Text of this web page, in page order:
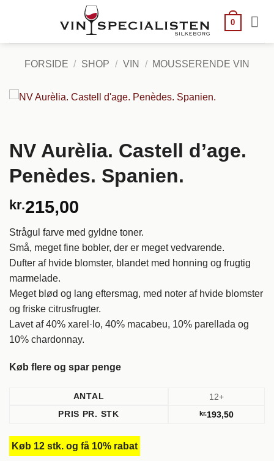
0
FORSIDE / SHOP / VIN / MOUSSERENDE VIN
NV Aurèlia. Castell d’age.
Penèdes. Spanien.
kr.215,00
Strågul farve med gyldne toner.
Små, meget fine bobler, der er meget vedvarende.
Dufter af hvide blomster, blandet med honning og frugtig
marmelade.
Meget blød og lang eftersmag, med noter af hvide blomster
og friske citrusfrugter.
Lavet af 40% xarel·lo, 40% macabeu, 10% parellada og
10% chardonnay.
Køb flere og spar penge
ANTAL
12+
PRIS PR. STK
kr.193,50
Køb 12 stk. og få 10% rabat